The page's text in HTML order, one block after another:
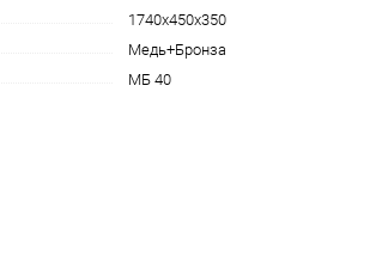
1740х450х350
Медь+Бронза
МБ 40